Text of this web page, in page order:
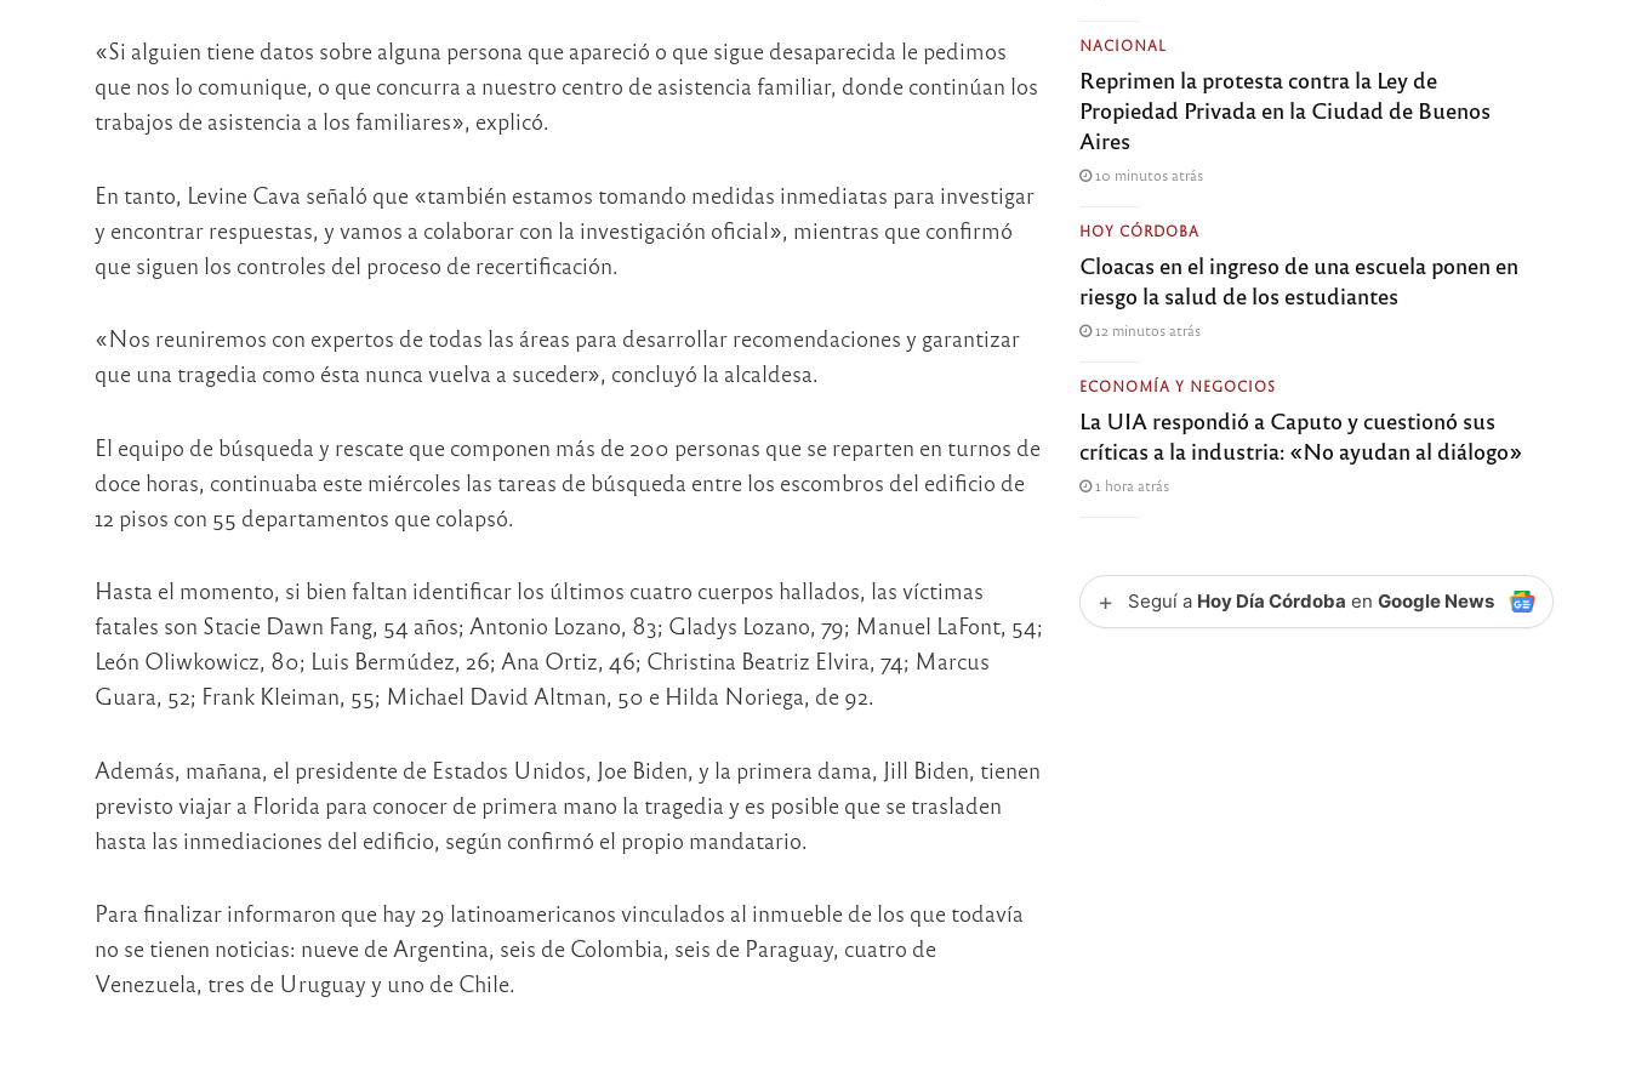
«Si alguien tiene datos sobre alguna persona que apareció o que sigue desaparecida le pedimos
que nos lo comunique, o que concurra a nuestro centro de asistencia familiar, donde continúan los
trabajos de asistencia a los familiares», explicó.
En tanto, Levine Cava señaló que «también estamos tomando medidas inmediatas para investigar
y encontrar respuestas, y vamos a colaborar con la investigación oficial», mientras que confirmó
que siguen los controles del proceso de recertificación.
«Nos reuniremos con expertos de todas las áreas para desarrollar recomendaciones y garantizar
que una tragedia como ésta nunca vuelva a suceder», concluyó la alcaldesa.
El equipo de búsqueda y rescate que componen más de 200 personas que se reparten en turnos de
doce horas, continuaba este miércoles las tareas de búsqueda entre los escombros del edificio de
12 pisos con 55 departamentos que colapsó.
Hasta el momento, si bien faltan identificar los últimos cuatro cuerpos hallados, las víctimas
fatales son Stacie Dawn Fang, 54 años; Antonio Lozano, 83; Gladys Lozano, 79; Manuel LaFont, 54;
León Oliwkowicz, 80; Luis Bermúdez, 26; Ana Ortiz, 46; Christina Beatriz Elvira, 74; Marcus
Guara, 52; Frank Kleiman, 55; Michael David Altman, 50 e Hilda Noriega, de 92.
Además, mañana, el presidente de Estados Unidos, Joe Biden, y la primera dama, Jill Biden, tienen
previsto viajar a Florida para conocer de primera mano la tragedia y es posible que se trasladen
hasta las inmediaciones del edificio, según confirmó el propio mandatario.
Para finalizar informaron que hay 29 latinoamericanos vinculados al inmueble de los que todavía
no se tienen noticias: nueve de Argentina, seis de Colombia, seis de Paraguay, cuatro de
Venezuela, tres de Uruguay y uno de Chile.
NACIONAL
Reprimen la protesta contra la Ley de
Propiedad Privada en la Ciudad de Buenos
Aires
10 minutos atrás
HOY CÓRDOBA
Cloacas en el ingreso de una escuela ponen en
riesgo la salud de los estudiantes
12 minutos atrás
ECONOMÍA Y NEGOCIOS
La UIA respondió a Caputo y cuestionó sus
críticas a la industria: «No ayudan al diálogo»
1 hora atrás
+ Seguí a Hoy Día Córdoba enGoogle News